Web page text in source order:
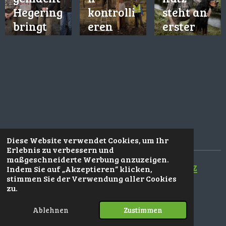
Diese Website verwendet Cookies, um Ihr
Erlebnis zu verbessern und
maßgeschneiderte Werbung anzuzeigen.
Indem Sie auf „Akzeptieren“ klicken,
stimmen Sie der Verwendung aller Cookies
zu.
Ablehnen Zustimmen
HEGERIN
G zog mit
drei
Hegering
bringt
Spenden
kontrolli
eren
steht an
erster
Stelle
Kontakt-Impressum-Datenschutz
a
I
n